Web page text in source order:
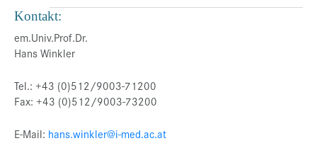
Kontakt:
em.Univ.Prof.Dr.
Hans Winkler
Tel.: +43 (0)512/9003-71200
Fax: +43 (0)512/9003-73200
E-Mail: hans.winkler@i-med.ac.at